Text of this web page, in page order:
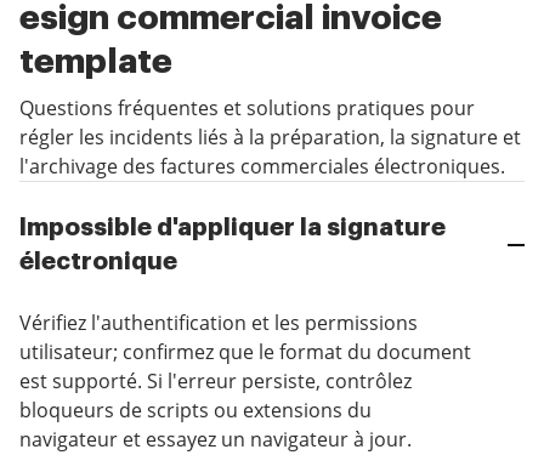
esign commercial invoice
template
Questions fréquentes et solutions pratiques pour
régler les incidents liés à la préparation, la signature et
l'archivage des factures commerciales électroniques.
Impossible d'appliquer la signature
électronique
Vérifiez l'authentification et les permissions
utilisateur; confirmez que le format du document
est supporté. Si l'erreur persiste, contrôlez
bloqueurs de scripts ou extensions du
navigateur et essayez un navigateur à jour.